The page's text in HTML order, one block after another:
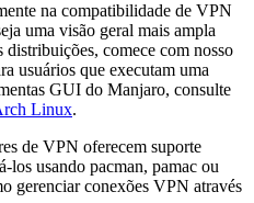
na compatibilidade de VPN
uma visão geral mais ampla
comece com nosso
usuários que executam uma
GUI do Manjaro, consulte
Linux.
de VPN oferecem suporte
los usando pacman, pamac ou
gerenciar conexões VPN através